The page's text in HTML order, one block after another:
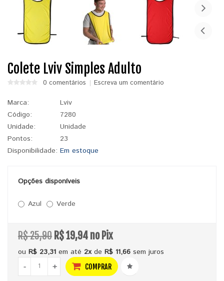
Colete Lviv Simples Adulto
0 comentários Escreva um comentário
Marca:
Lviv
Código:
7280
Unidade:
Unidade
Pontos:
23
Disponibilidade: Em estoque
Opções disponíveis
Azul Verde
R$ 25,90 R$ 19,94 no Pix
ou R$ 23,31 em até 2xde R$ 11,66 sem juros
-
+ COMPRAR